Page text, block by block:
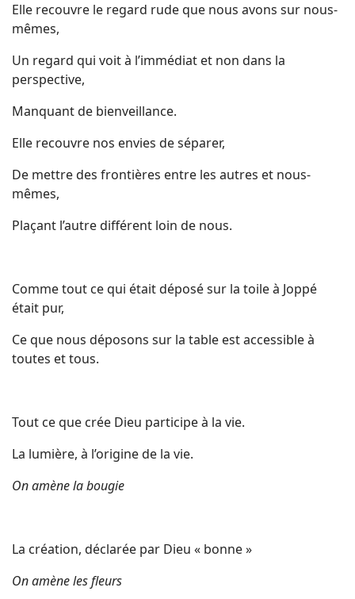
Elle recouvre le regard rude que nous avons sur nous-
mêmes,
Un regard qui voit à l’immédiat et non dans la
perspective,
Manquant de bienveillance.
Elle recouvre nos envies de séparer,
De mettre des frontières entre les autres et nous-
mêmes,
Plaçant l’autre différent loin de nous.
Comme tout ce qui était déposé sur la toile à Joppé
était pur,
Ce que nous déposons sur la table est accessible à
toutes et tous.
Tout ce que crée Dieu participe à la vie.
La lumière, à l’origine de la vie.
On amène la bougie
La création, déclarée par Dieu « bonne »
On amène les fleurs